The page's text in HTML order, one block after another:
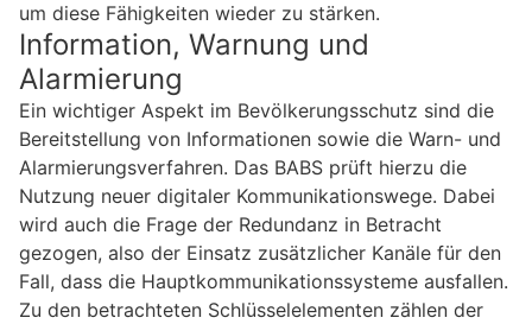
um diese Fähigkeiten wieder zu stärken.
Information, Warnung und
Alarmierung
Ein wichtiger Aspekt im Bevölkerungsschutz sind die
Bereitstellung von Informationen sowie die Warn- und
Alarmierungsverfahren. Das BABS prüft hierzu die
Nutzung neuer digitaler Kommunikationswege. Dabei
wird auch die Frage der Redundanz in Betracht
gezogen, also der Einsatz zusätzlicher Kanäle für den
Fall, dass die Hauptkommunikationssysteme ausfallen.
Zu den betrachteten Schlüsselelementen zählen der